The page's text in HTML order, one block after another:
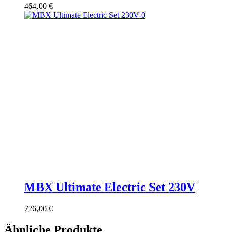
464,00 €
MBX Ultimate Electric Set 230V
726,00 €